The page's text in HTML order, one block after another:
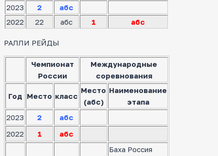
2023 2
абс
2022
22 абс 1 абс
РАЛЛИ РЕЙДЫ
Чемпионат
России
Международные
соревнования
Год Место класс
Место
(абс)
Наименование
этапа
2023
2
абс
2022
1 абс
Баха Россия